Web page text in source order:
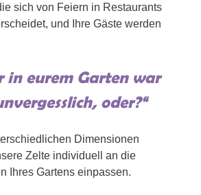
sich von Feiern in Restaurants
und Ihre Gäste werden
in eurem Garten war
oder?“
Dimensionen
Zelte individuell an die
Ihres Gartens einpassen.